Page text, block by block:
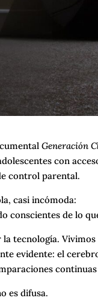
Generación
con
control parental.
casi incómoda:
conscientes de lo
tecnología.
evidente: el
es difusa.